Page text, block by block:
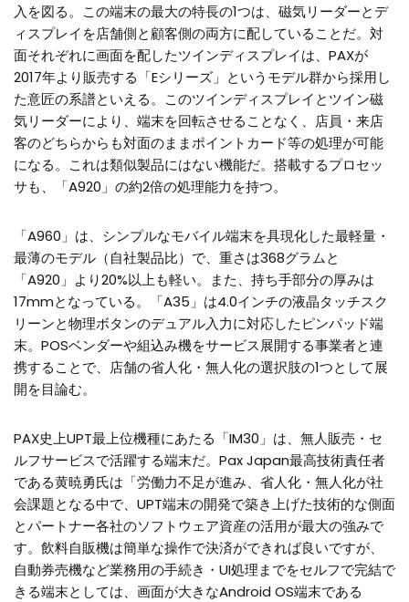
入を図る。この端末の最大の特長の1つは、磁気リーダーとデ
ィスプレイを店舗側と顧客側の両方に配していることだ。対
面それぞれに画面を配したツインディスプレイは、PAXが
2017年より販売する「Eシリーズ」というモデル群から採用し
た意匠の系譜といえる。このツインディスプレイとツイン磁
気リーダーにより、端末を回転させることなく、店員・来店
客のどちらからも対面のままポイントカード等の処理が可能
になる。これは類似製品にはない機能だ。搭載するプロセッ
サも、「A920」の約2倍の処理能力を持つ。
「A960」は、シンプルなモバイル端末を具現化した最軽量・
最薄のモデル（自社製品比）で、重さは368グラムと
「A920」より20%以上も軽い。また、持ち手部分の厚みは
17mmとなっている。「A35」は4.0インチの液晶タッチスク
リーンと物理ボタンのデュアル入力に対応したピンパッド端
末。POSベンダーや組込み機をサービス展開する事業者と連
携することで、店舗の省人化・無人化の選択肢の1つとして展
開を目論む。
PAX史上UPT最上位機種にあたる「IM30」は、無人販売・セ
ルフサービスで活躍する端末だ。Pax Japan最高技術責任者
である黄暁勇氏は「労働力不足が進み、省人化・無人化が社
会課題となる中で、UPT端末の開発で築き上げた技術的な側面
とパートナー各社のソフトウェア資産の活用が最大の強みで
す。飲料自販機は簡単な操作で決済ができれば良いですが、
自動券売機など業務用の手続き・UI処理までをセルフで完結で
きる端末としては、画面が大きなAndroid OS端末である